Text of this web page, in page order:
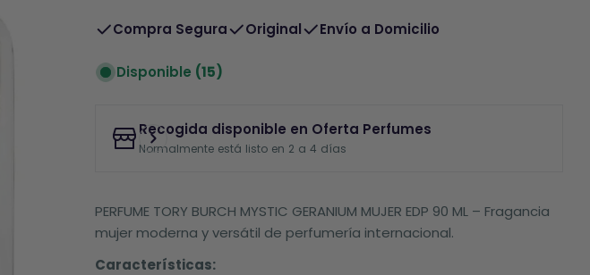
Compra Segura Original Envío a Domicilio
Disponible (15)
Recogida disponible en Oferta Perfumes
Normalmente está listo en 2 a 4 días
PERFUME TORY BURCH MYSTIC GERANIUM MUJER EDP 90 ML – Fragancia
mujer moderna y versátil de perfumería internacional.
Características: